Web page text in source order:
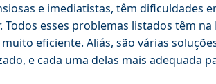
e imediatistas, têm
Todos esses problemas listados têm
eficiente. Aliás, são várias
e cada uma delas mais adequada